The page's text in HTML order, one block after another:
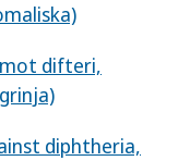
mot difteri,
diphtheria,